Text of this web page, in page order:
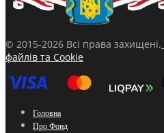
© 2015-2026 Всі права захищені.
файлів та Cookie
Головна
Про Фонд